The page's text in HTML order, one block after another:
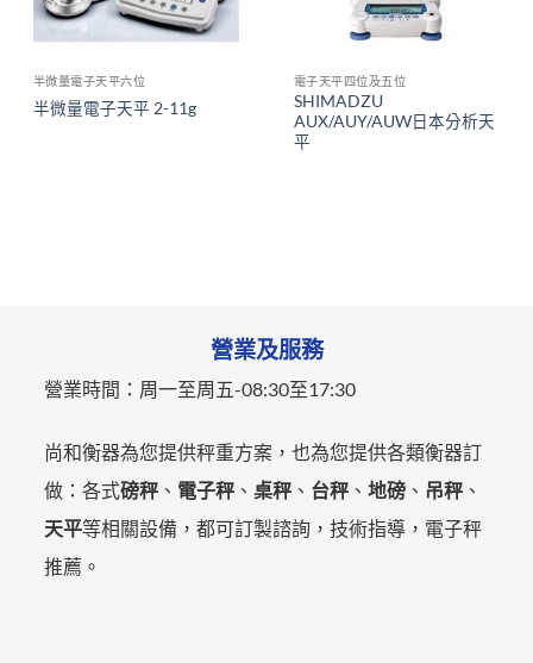
半微量電子天平六位
半微量電子天平 2-11g
電子天平四位及五位
SHIMADZU
AUX/AUY/AUW日本分析天
平
營業及服務
營業時間： 周一至周五-08:30至17:30
尚和衡器為您提供秤重方案，也為您提供各類衡器訂
做：各式磅秤 、 電子秤 、桌秤 、 台秤 、地磅 、 吊秤 、
天平等相關設備，都可訂製諮詢，技術指導，電子秤
推薦。